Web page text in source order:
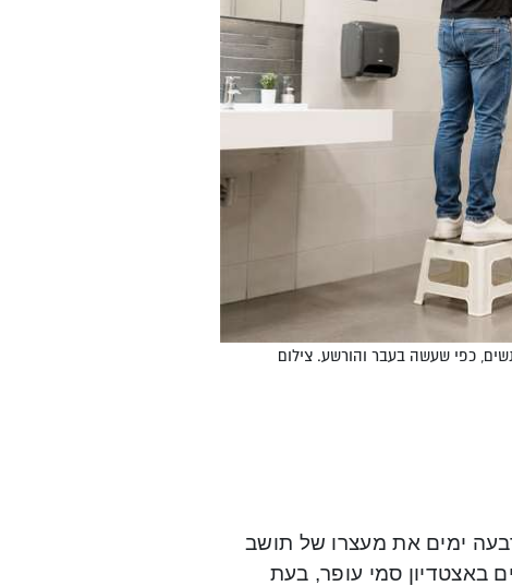
כפי שעשה בעבר והורשע. צילום
ימים את מעצרו של תושב
באצטדיון סמי עופר, בעת